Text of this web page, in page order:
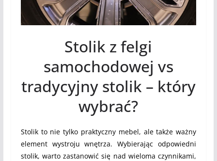
Stolik z felgi
samochodowej vs
tradycyjny stolik – który
wybrać?
Stolik to nie tylko praktyczny mebel, ale także ważny
element wystroju wnętrza. Wybierając odpowiedni
stolik, warto zastanowić się nad wieloma czynnikami,